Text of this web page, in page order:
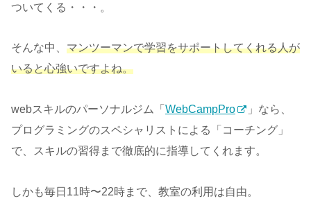
ついてくる・・・。
そんな中、 マンツーマンで学習をサポートしてくれる人が
いると心強いですよね。
webスキルのパーソナルジム「 WebCampPro
」なら、
プログラミングのスペシャリストによる「コーチング」
で、スキルの習得まで徹底的に指導してくれます。
しかも毎日11時〜22時まで、教室の利用は自由。